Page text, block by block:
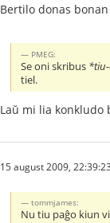
Bertilo donas
PMEG:
Se oni skribus
tiel.
Laŭ mi lia konkludo
15 august 2009, 22:39:23
tommjames:
Nu tiu paĝo kiun